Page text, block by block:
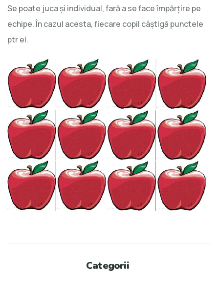
Se poate juca şi individual, fară a se face împărţire pe
echipe. În cazul acesta, fiecare copil câştigă punctele
ptr el.
Categorii